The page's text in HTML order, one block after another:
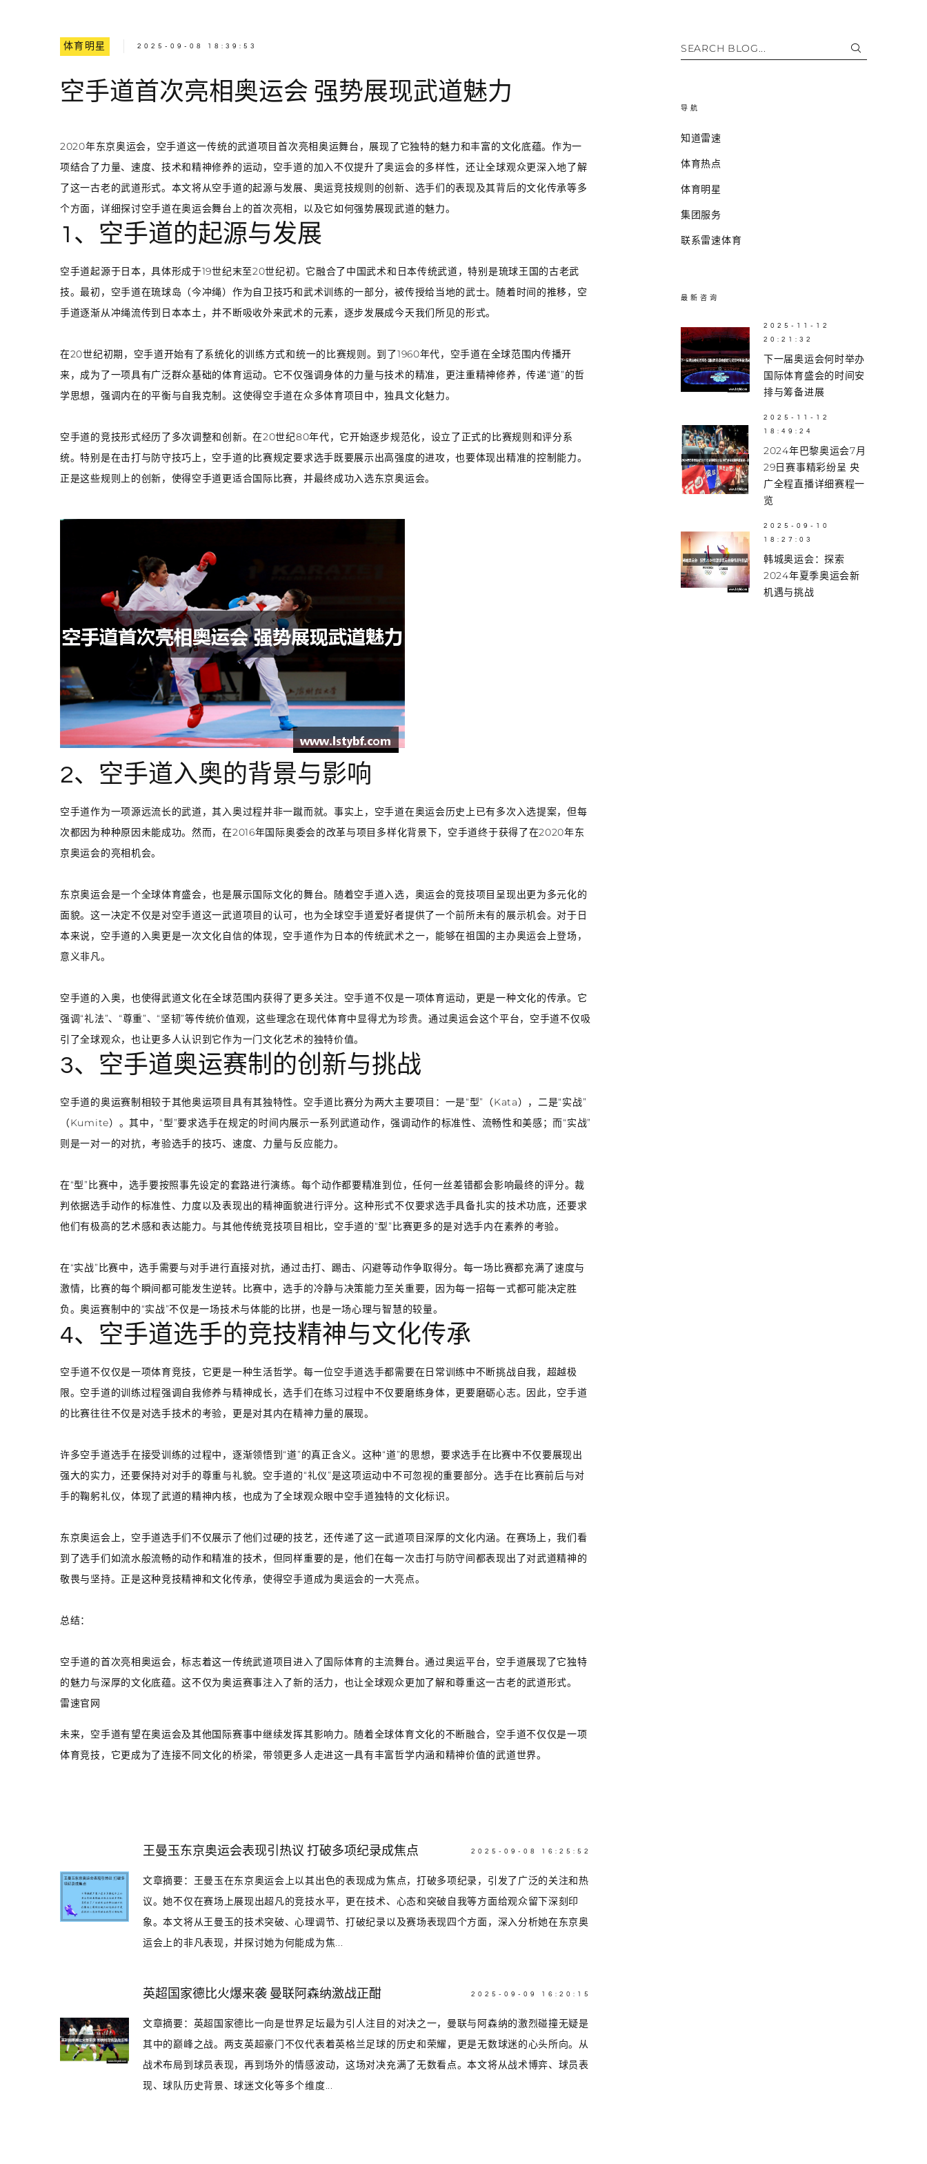
体育明星 2025-09-08 18:39:53
空手道首次亮相奥运会 强势展现武道魅力
2020年东京奥运会，空手道这一传统的武道项目首次亮相奥运舞台，展现了它独特的魅力和丰富的文化底蕴。作为一
项结合了力量、速度、技术和精神修养的运动，空手道的加入不仅提升了奥运会的多样性，还让全球观众更深入地了解
了这一古老的武道形式。本文将从空手道的起源与发展、奥运竞技规则的创新、选手们的表现及其背后的文化传承等多
个方面，详细探讨空手道在奥运会舞台上的首次亮相，以及它如何强势展现武道的魅力。
1、空手道的起源与发展
空手道起源于日本，具体形成于19世纪末至20世纪初。它融合了中国武术和日本传统武道，特别是琉球王国的古老武
技。最初，空手道在琉球岛（今冲绳）作为自卫技巧和武术训练的一部分，被传授给当地的武士。随着时间的推移，空
手道逐渐从冲绳流传到日本本土，并不断吸收外来武术的元素，逐步发展成今天我们所见的形式。
在20世纪初期，空手道开始有了系统化的训练方式和统一的比赛规则。到了1960年代，空手道在全球范围内传播开
来，成为了一项具有广泛群众基础的体育运动。它不仅强调身体的力量与技术的精准，更注重精神修养，传递“道”的哲
学思想，强调内在的平衡与自我克制。这使得空手道在众多体育项目中，独具文化魅力。
空手道的竞技形式经历了多次调整和创新。在20世纪80年代，它开始逐步规范化，设立了正式的比赛规则和评分系
统。特别是在击打与防守技巧上，空手道的比赛规定要求选手既要展示出高强度的进攻，也要体现出精准的控制能力。
正是这些规则上的创新，使得空手道更适合国际比赛，并最终成功入选东京奥运会。
2、空手道入奥的背景与影响
空手道作为一项源远流长的武道，其入奥过程并非一蹴而就。事实上，空手道在奥运会历史上已有多次入选提案，但每
次都因为种种原因未能成功。然而，在2016年国际奥委会的改革与项目多样化背景下，空手道终于获得了在2020年东
京奥运会的亮相机会。
东京奥运会是一个全球体育盛会，也是展示国际文化的舞台。随着空手道入选，奥运会的竞技项目呈现出更为多元化的
面貌。这一决定不仅是对空手道这一武道项目的认可，也为全球空手道爱好者提供了一个前所未有的展示机会。对于日
本来说，空手道的入奥更是一次文化自信的体现，空手道作为日本的传统武术之一，能够在祖国的主办奥运会上登场，
意义非凡。
空手道的入奥，也使得武道文化在全球范围内获得了更多关注。空手道不仅是一项体育运动，更是一种文化的传承。它
强调“礼法”、“尊重”、“坚韧”等传统价值观，这些理念在现代体育中显得尤为珍贵。通过奥运会这个平台，空手道不仅吸
引了全球观众，也让更多人认识到它作为一门文化艺术的独特价值。
3、空手道奥运赛制的创新与挑战
空手道的奥运赛制相较于其他奥运项目具有其独特性。空手道比赛分为两大主要项目：一是“型”（Kata），二是“实战”
（Kumite）。其中，“型”要求选手在规定的时间内展示一系列武道动作，强调动作的标准性、流畅性和美感；而“实战”
则是一对一的对抗，考验选手的技巧、速度、力量与反应能力。
在“型”比赛中，选手要按照事先设定的套路进行演练。每个动作都要精准到位，任何一丝差错都会影响最终的评分。裁
判依据选手动作的标准性、力度以及表现出的精神面貌进行评分。这种形式不仅要求选手具备扎实的技术功底，还要求
他们有极高的艺术感和表达能力。与其他传统竞技项目相比，空手道的“型”比赛更多的是对选手内在素养的考验。
在“实战”比赛中，选手需要与对手进行直接对抗，通过击打、踢击、闪避等动作争取得分。每一场比赛都充满了速度与
激情，比赛的每个瞬间都可能发生逆转。比赛中，选手的冷静与决策能力至关重要，因为每一招每一式都可能决定胜
负。奥运赛制中的“实战”不仅是一场技术与体能的比拼，也是一场心理与智慧的较量。
4、空手道选手的竞技精神与文化传承
空手道不仅仅是一项体育竞技，它更是一种生活哲学。每一位空手道选手都需要在日常训练中不断挑战自我，超越极
限。空手道的训练过程强调自我修养与精神成长，选手们在练习过程中不仅要磨练身体，更要磨砺心志。因此，空手道
的比赛往往不仅是对选手技术的考验，更是对其内在精神力量的展现。
许多空手道选手在接受训练的过程中，逐渐领悟到“道”的真正含义。这种“道”的思想，要求选手在比赛中不仅要展现出
强大的实力，还要保持对对手的尊重与礼貌。空手道的“礼仪”是这项运动中不可忽视的重要部分。选手在比赛前后与对
手的鞠躬礼仪，体现了武道的精神内核，也成为了全球观众眼中空手道独特的文化标识。
东京奥运会上，空手道选手们不仅展示了他们过硬的技艺，还传递了这一武道项目深厚的文化内涵。在赛场上，我们看
到了选手们如流水般流畅的动作和精准的技术，但同样重要的是，他们在每一次击打与防守间都表现出了对武道精神的
敬畏与坚持。正是这种竞技精神和文化传承，使得空手道成为奥运会的一大亮点。
总结：
空手道的首次亮相奥运会，标志着这一传统武道项目进入了国际体育的主流舞台。通过奥运平台，空手道展现了它独特
的魅力与深厚的文化底蕴。这不仅为奥运赛事注入了新的活力，也让全球观众更加了解和尊重这一古老的武道形式。
雷速官网
未来，空手道有望在奥运会及其他国际赛事中继续发挥其影响力。随着全球体育文化的不断融合，空手道不仅仅是一项
体育竞技，它更成为了连接不同文化的桥梁，带领更多人走进这一具有丰富哲学内涵和精神价值的武道世界。
王曼玉东京奥运会表现引热议 打破多项纪录成焦点 2025-09-08 16:25:52
文章摘要：王曼玉在东京奥运会上以其出色的表现成为焦点，打破多项纪录，引发了广泛的关注和热
议。她不仅在赛场上展现出超凡的竞技水平，更在技术、心态和突破自我等方面给观众留下深刻印
象。本文将从王曼玉的技术突破、心理调节、打破纪录以及赛场表现四个方面，深入分析她在东京奥
运会上的非凡表现，并探讨她为何能成为焦...
英超国家德比火爆来袭 曼联阿森纳激战正酣 2025-09-09 16:20:15
文章摘要：英超国家德比一向是世界足坛最为引人注目的对决之一，曼联与阿森纳的激烈碰撞无疑是
其中的巅峰之战。两支英超豪门不仅代表着英格兰足球的历史和荣耀，更是无数球迷的心头所向。从
战术布局到球员表现，再到场外的情感波动，这场对决充满了无数看点。本文将从战术博弈、球员表
现、球队历史背景、球迷文化等多个维度...
SEARCH BLOG...
导航
知道雷速
体育热点
体育明星
集团服务
联系雷速体育
最新咨询
2025-11-12
20:21:32
下一届奥运会何时举办
国际体育盛会的时间安
排与筹备进展
2025-11-12
18:49:24
2024年巴黎奥运会7月
29日赛事精彩纷呈 央
广全程直播详细赛程一
览
2025-09-10
18:27:03
韩城奥运会：探索
2024年夏季奥运会新
机遇与挑战